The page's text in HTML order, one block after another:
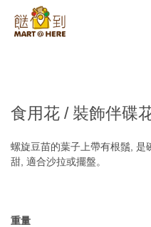
食用花 / 裝飾伴碟
螺旋豆苗的葉子上帶有根鬚,
甜, 適合沙拉或擺盤。
重量